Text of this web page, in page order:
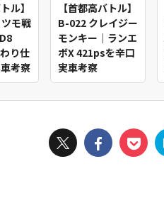
ル】
モ戦
り仕
考察
【首都高バトル】
B-022 クレイジー
モンキー｜ランエ
ボX 421psを辛口
実車考察